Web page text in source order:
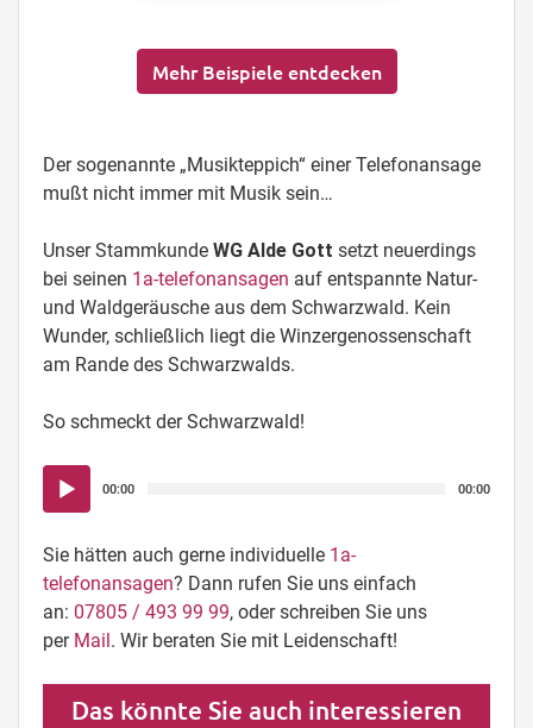
Mehr Beispiele entdecken
Der sogenannte „Musikteppich“ einer Telefonansage
mußt nicht immer mit Musik sein…
Unser Stammkunde WG Alde Gott setzt neuerdings
bei seinen 1a-telefonansagen auf entspannte Natur-
und Waldgeräusche aus dem Schwarzwald. Kein
Wunder, schließlich liegt die Winzergenossenschaft
am Rande des Schwarzwalds.
So schmeckt der Schwarzwald!
Audio-
Player
00:00 00:00
Sie hätten auch gerne individuelle 1a-
telefonansagen? Dann rufen Sie uns einfach
an: 07805 / 493 99 99, oder schreiben Sie uns
per Mail. Wir beraten Sie mit Leidenschaft!
Das könnte Sie auch interessieren